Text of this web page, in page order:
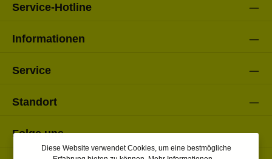
Service-Hotline
Informationen
Service
Standort
Folge uns
Diese Website verwendet Cookies, um eine bestmögliche